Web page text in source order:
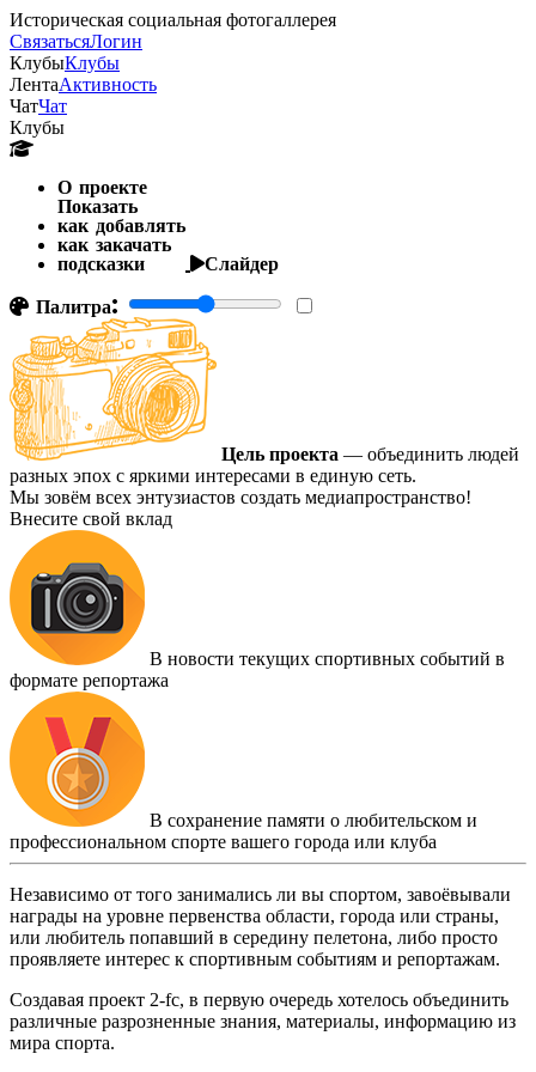
Историческая социальная фотогаллерея
СвязатьсяЛогин
КлубыКлубы
ЛентаАктивность
ЧатЧат
Клубы
О проекте
Показать
как добавлять
как закачать
подсказки
Слайдер
Палитра:
Цель проекта — объединить людей
разных эпох с яркими интересами в единую сеть.
Мы зовём всех энтузиастов создать медиапространство!
Внесите свой вклад
В новости текущих спортивных событий в
формате репортажа
В сохранение памяти о любительском и
профессиональном спорте вашего города или клуба
Независимо от того занимались ли вы спортом, завоёвывали
награды на уровне первенства области, города или страны,
или любитель попавший в середину пелетона, либо просто
проявляете интерес к спортивным событиям и репортажам.
Создавая проект 2-fc, в первую очередь хотелось объединить
различные разрозненные знания, материалы, информацию из
мира спорта.